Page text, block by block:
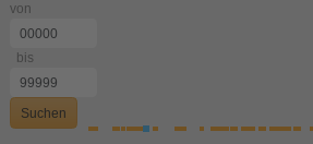
von
bis
Suchen